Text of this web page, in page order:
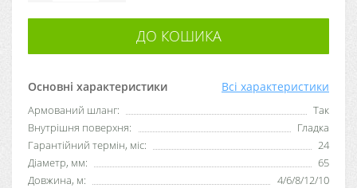
Основні характеристики Всі характеристики
Армований шланг:
Так
Внутрішня поверхня:
Гладка
Гарантійний термін, міс:
24
Діаметр, мм:
65
Довжина, м:
4/6/8/12/10
ДО КОШИКА